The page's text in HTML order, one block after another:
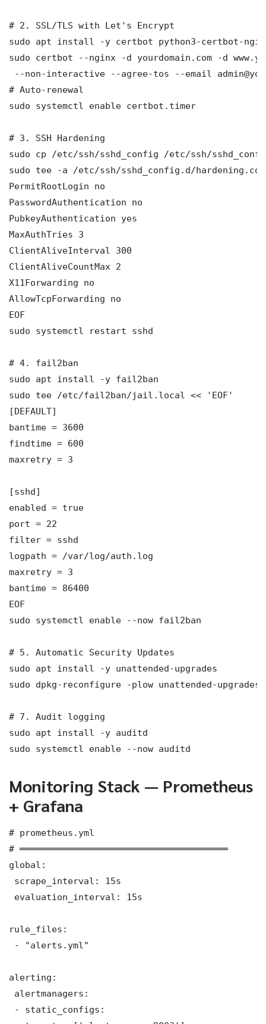
# 2. SSL/TLS with Let's Encrypt
sudo apt install -y certbot python3-certbot-
sudo certbot --nginx -d yourdomain.com -d
--non-interactive --agree-tos --email
# Auto-renewal
sudo systemctl enable certbot.timer
# 3. SSH Hardening
sudo cp /etc/ssh/sshd_config /etc/ssh/
sudo tee -a /etc/ssh/sshd_config.d/
PermitRootLogin no
PasswordAuthentication no
PubkeyAuthentication yes
MaxAuthTries 3
ClientAliveInterval 300
ClientAliveCountMax 2
X11Forwarding no
AllowTcpForwarding no
EOF
sudo systemctl restart sshd
# 4. fail2ban
sudo apt install -y fail2ban
sudo tee /etc/fail2ban/jail.local << 'EOF'
[DEFAULT]
bantime = 3600
findtime = 600
maxretry = 3
[sshd]
enabled = true
port = 22
filter = sshd
logpath = /var/log/auth.log
maxretry = 3
bantime = 86400
EOF
sudo systemctl enable --now fail2ban
# 5. Automatic Security Updates
sudo apt install -y unattended-upgrades
sudo dpkg-reconfigure -plow unattended-upgrades
# 7. Audit logging
sudo apt install -y auditd
sudo systemctl enable --now auditd
Monitoring Stack — Prometheus
+ Grafana
# prometheus.yml
# ═══════════════════════════════════════
global:
scrape_interval: 15s
evaluation_interval: 15s
rule_files:
- "alerts.yml"
alerting:
alertmanagers:
- static_configs: